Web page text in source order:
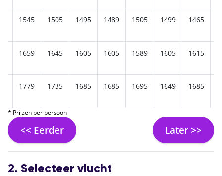
1545 1505 1495 1489 1505 1499 1465
1659 1645 1605 1605 1589 1605 1615
1779 1735 1685 1685 1695 1649 1685
* Prijzen per persoon
<< Eerder Later >>
2. Selecteer vlucht